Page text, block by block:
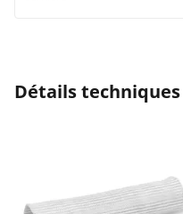
Détails techniques